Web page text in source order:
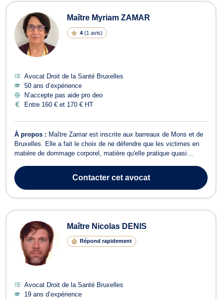
Maître Myriam ZAMAR
4 (1 avis)
Avocat Droit de la Santé Bruxelles
50 ans d’expérience
N’accepte pas aide pro deo
Entre 160 € et 170 € HT
À propos : Maître Zamar est inscrite aux barreaux de Mons et de
Bruxelles. Elle a fait le choix de ne défendre que les victimes en
matière de dommage corporel, matière qu'elle pratique quasi
œuvre pour assurer la défense de vos intérêts et vous obtenir la
meilleure indemnis...Contactercet avocat
Maître Nicolas DENIS
Répond rapidement
Avocat Droit de la Santé Bruxelles
19 ans d’expérience